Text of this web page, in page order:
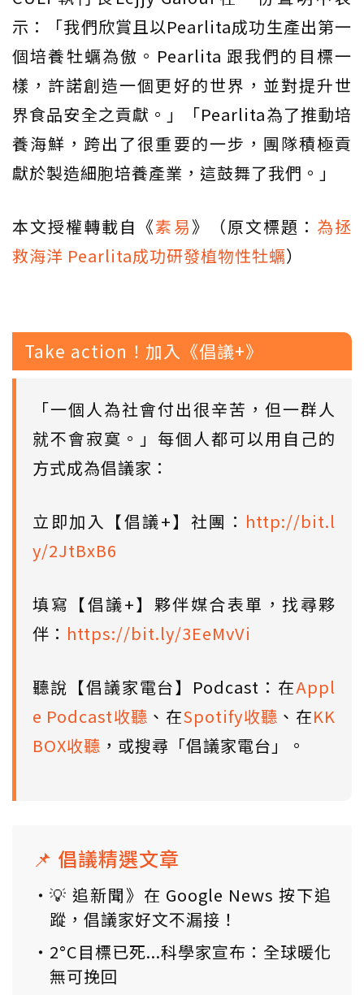
示：「我們欣賞且以Pearlita成功生產出第一
個培養牡蠣為傲。Pearlita 跟我們的目標一
樣，許諾創造一個更好的世界，並對提升世
界食品安全之貢獻。」「Pearlita為了推動培
養海鮮，跨出了很重要的一步，團隊積極貢
獻於製造細胞培養產業，這鼓舞了我們。」
本文授權轉載自《素易》（原文標題： 為拯
救海洋 Pearlita成功研發植物性牡蠣）
Take action！加入《倡議+》
「一個人為社會付出很辛苦，但一群人
就不會寂寞。」每個人都可以用自己的
方式成為倡議家：
立即加入【倡議+】社團： http://bit.l
y/2JtBxB6
填寫【倡議+】夥伴媒合表單，找尋夥
伴： https://bit.ly/3EeMvVi
聽說【倡議家電台】Podcast：在Appl
e Podcast收聽 、在Spotify收聽 、在KK
BOX收聽 ，或搜尋「倡議家電台」。
📌 倡議精選文章
💡 追新聞》在 Google News 按下追
蹤，倡議家好文不漏接！
2°C目標已死...科學家宣布：全球暖化
無可挽回